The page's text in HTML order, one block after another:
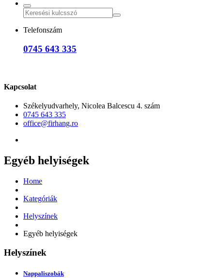
Telefonszám
0745 643 335
Kapcsolat
Székelyudvarhely, Nicolea Balcescu 4. szám
0745 643 335
office@firhang.ro
Egyéb helyiségek
Home
Kategóriák
Helyszínek
Egyéb helyiségek
Helyszínek
Nappaliszobák